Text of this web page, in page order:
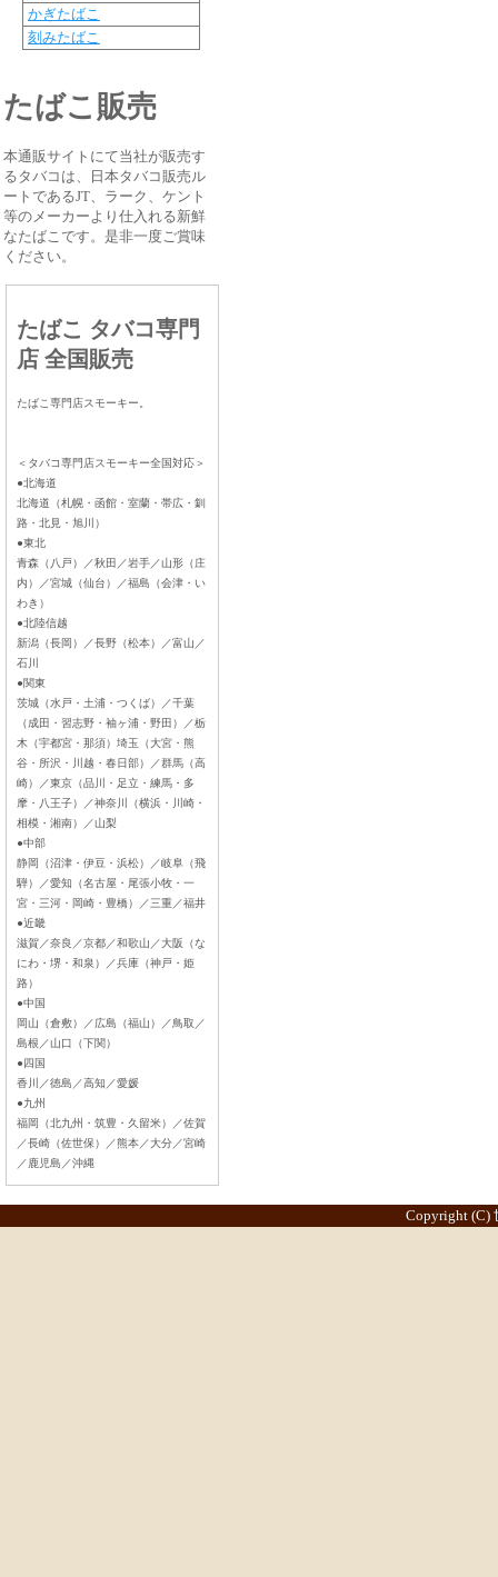
かぎたばこ
刻みたばこ
たばこ販売
本通販サイトにて当社が販売す
るタバコは、日本タバコ販売ル
ートであるJT、ラーク、ケント
等のメーカーより仕入れる新鮮
なたばこです。是非一度ご賞味
ください。
たばこ タバコ専門
店 全国販売
たばこ専門店スモーキー。
＜タバコ専門店スモーキー全国対応＞
●北海道
北海道（札幌・函館・室蘭・帯広・釧
路・北見・旭川）
●東北
青森（八戸）／秋田／岩手／山形（庄
内）／宮城（仙台）／福島（会津・い
わき）
●北陸信越
新潟（長岡）／長野（松本）／富山／
石川
●関東
茨城（水戸・土浦・つくば）／千葉
（成田・習志野・袖ヶ浦・野田）／栃
木（宇都宮・那須）埼玉（大宮・熊
谷・所沢・川越・春日部）／群馬（高
崎）／東京（品川・足立・練馬・多
摩・八王子）／神奈川（横浜・川崎・
相模・湘南）／山梨
●中部
静岡（沼津・伊豆・浜松）／岐阜（飛
騨）／愛知（名古屋・尾張小牧・一
宮・三河・岡崎・豊橋）／三重／福井
●近畿
滋賀／奈良／京都／和歌山／大阪（な
にわ・堺・和泉）／兵庫（神戸・姫
路）
●中国
岡山（倉敷）／広島（福山）／鳥取／
島根／山口（下関）
●四国
香川／徳島／高知／愛媛
●九州
福岡（北九州・筑豊・久留米）／佐賀
／長崎（佐世保）／熊本／大分／宮崎
／鹿児島／沖縄
Copyright (C)